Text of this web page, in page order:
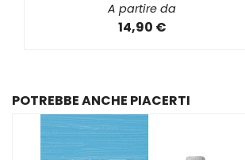
A partire da
14,90 €
POTREBBE ANCHE PIACERTI